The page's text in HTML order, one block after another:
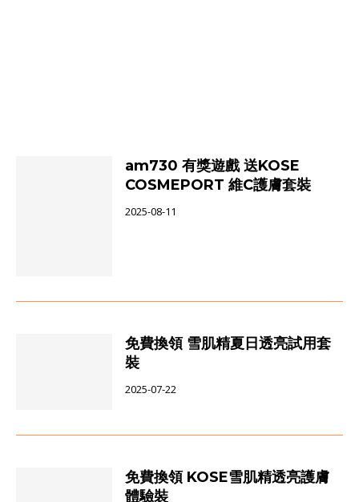
am730 有獎遊戲 送KOSE
COSMEPORT 維C護膚套裝
2025-08-11
免費換領 雪肌精夏日透亮試用套
裝
2025-07-22
免費換領 KOSE雪肌精透亮護膚
體驗裝